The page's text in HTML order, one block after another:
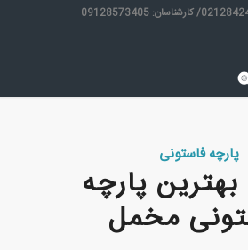
پارچه فاستونی
پارچه
مخمل